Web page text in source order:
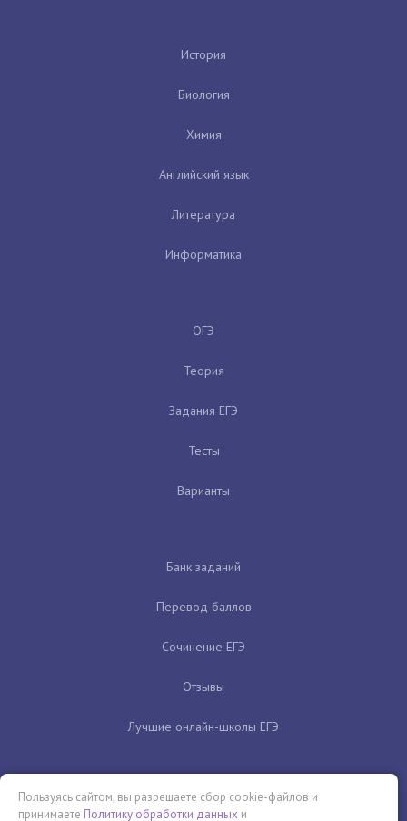
История
Биология
Химия
Английский язык
Литература
Информатика
ОГЭ
Теория
Задания ЕГЭ
Тесты
Варианты
Банк заданий
Перевод баллов
Сочинение ЕГЭ
Отзывы
Лучшие онлайн-школы ЕГЭ
Пользуясь сайтом, вы разрешаете сбор cookie-файлов и
принимаете Политику обработки данных и